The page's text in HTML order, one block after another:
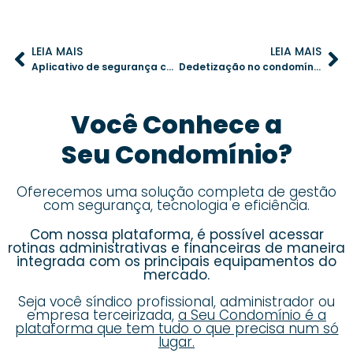
LEIA MAIS
Aplicativo de segurança condominial: inovação que garante proteção e praticidade
LEIA MAIS
Dedetização no condomínio: como evitar ratos e baratas e proteger a saúde dos moradores
Você Conhece a
Seu Condomínio?
Oferecemos uma solução completa de gestão
com segurança, tecnologia e eficiência.
Com nossa plataforma, é possível acessar
rotinas administrativas e financeiras de maneira
integrada com os principais equipamentos do
mercado.
Seja você síndico profissional, administrador ou
empresa terceirizada, a Seu Condomínio é a
plataforma que tem tudo o que precisa num só
lugar.